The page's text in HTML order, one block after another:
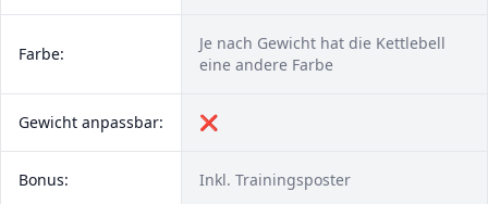
Farbe:
Je nach Gewicht hat die Kettlebell
eine andere Farbe
Gewicht anpassbar: ❌
Bonus: Inkl. Trainingsposter